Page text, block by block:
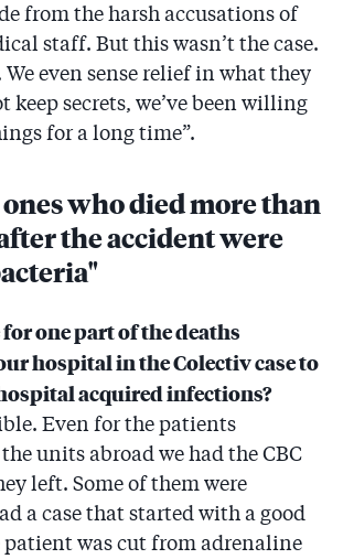
from the harsh accusations of
staff. But this wasn’t the case.
even sense relief in what they
keep secrets, we’ve been willing
for a long time”.
ones who died more than
the accident were
one part of the deaths
hospital in the Colectiv case to
acquired infections?
Even for the patients
units abroad we had the CBC
left. Some of them were
a case that started with a good
was cut from adrenaline